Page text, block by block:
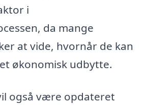
i
da mange
at vide, hvornår de kan
økonomisk udbytte.
også være opdateret